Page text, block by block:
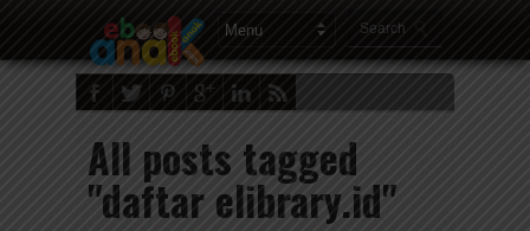
All posts tagged
"daftar elibrary.id"